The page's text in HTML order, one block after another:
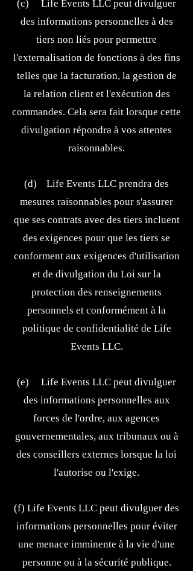
(c) Life Events LLC peut divulguer
des informations personnelles à des
tiers non liés pour permettre
l'externalisation de fonctions à des fins
telles que la facturation, la gestion de
la relation client et l'exécution des
commandes. Cela sera fait lorsque cette
divulgation répondra à vos attentes
raisonnables.
(d) Life Events LLC prendra des
mesures raisonnables pour s'assurer
que ses contrats avec des tiers incluent
des exigences pour que les tiers se
conforment aux exigences d'utilisation
et de divulgation du Loi sur la
protection des renseignements
personnels et conformément à la
politique de confidentialité de Life
Events LLC.
(e) Life Events LLC peut divulguer
des informations personnelles aux
forces de l'ordre, aux agences
gouvernementales, aux tribunaux ou à
des conseillers externes lorsque la loi
l'autorise ou l'exige.
(f) Life Events LLC peut divulguer des
informations personnelles pour éviter
une menace imminente à la vie d'une
personne ou à la sécurité publique.